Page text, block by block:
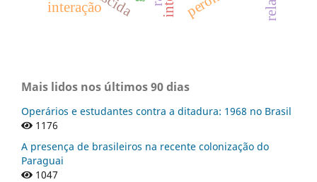
interação
Mais lidos nos últimos 90 dias
Operários e estudantes contra a ditadura: 1968 no Brasil
1176
A presença de brasileiros na recente colonização do
Paraguai
1047